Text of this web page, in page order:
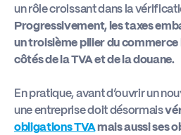
un rôle croissant dans la
Progressivement, les taxes
un troisième pilier du
côtés de la TVA et de la douane.
En pratique, avant d’ouvrir un
une entreprise doit désormais
obligations TVAmais aussi ses